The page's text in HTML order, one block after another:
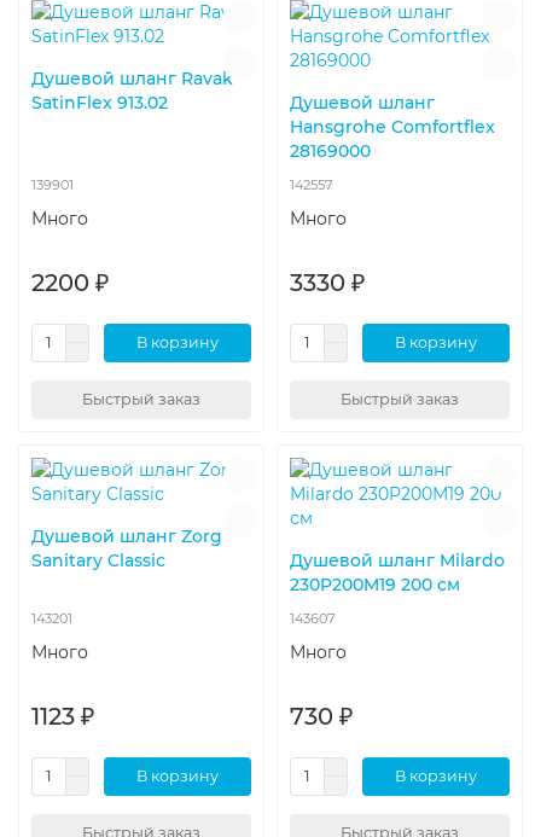
Душевой шланг Ravak
SatinFlex 913.02
139901
Много
2200 ₽
В корзину
Быстрый заказ
Душевой шланг
Hansgrohe Comfortflex
28169000
142557
Много
3330 ₽
В корзину
Быстрый заказ
Душевой шланг Zorg
Sanitary Classic
143201
Много
1123 ₽
В корзину
Быстрый заказ
Душевой шланг Milardo
230P200M19 200 см
143607
Много
730 ₽
В корзину
Быстрый заказ